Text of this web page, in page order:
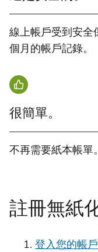
線上帳戶受到安
個月的帳戶記錄。
很簡單。
不再需要紙本帳單。
註冊無紙
登入您的帳戶